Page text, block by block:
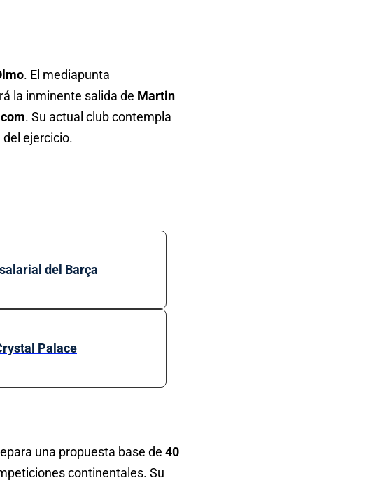
. El mediapunta
la inminente salida de Martin
. Su actual club contempla
ejercicio.
del Barça
Palace
una propuesta base de 40
continentales. Su